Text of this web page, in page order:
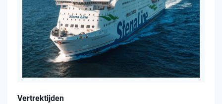
Vertrektijden